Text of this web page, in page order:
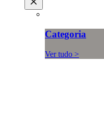
Categoria
Ver tudo >